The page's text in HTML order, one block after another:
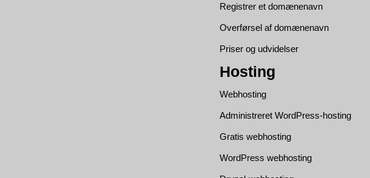
Registrer et domænenavn
Overførsel af domænenavn
Priser og udvidelser
Hosting
Webhosting
Administreret WordPress-hosting
Gratis webhosting
WordPress webhosting